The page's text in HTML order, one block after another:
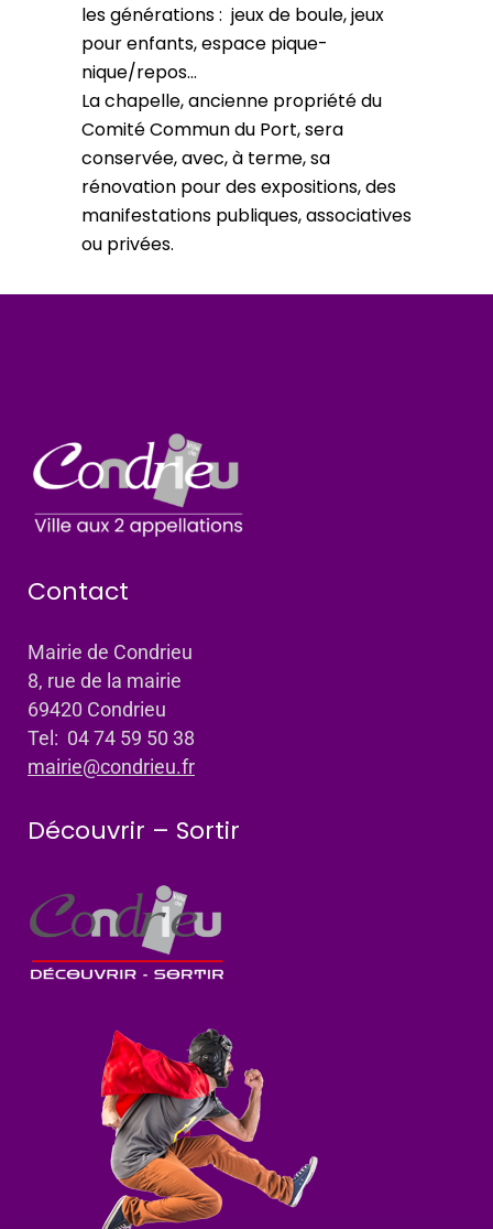
les générations : jeux de boule, jeux
pour enfants, espace pique-
nique/repos…
La chapelle, ancienne propriété du
Comité Commun du Port, sera
conservée, avec, à terme, sa
rénovation pour des expositions, des
manifestations publiques, associatives
ou privées.
Contact
Mairie de Condrieu
8, rue de la mairie
69420 Condrieu
Tel: 04 74 59 50 38
mairie@condrieu.fr
Découvrir – Sortir